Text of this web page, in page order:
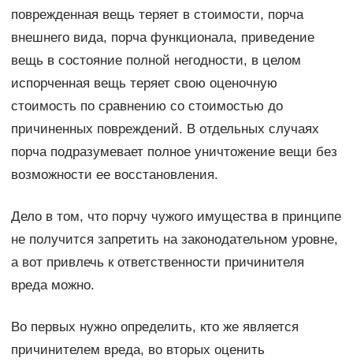
поврежденная вещь теряет в стоимости, порча
внешнего вида, порча функционала, приведение
вещь в состояние полной негодности, в целом
испорченная вещь теряет свою оценочную
стоимость по сравнению со стоимостью до
причиненных повреждений. В отдельных случаях
порча подразумевает полное уничтожение вещи без
возможности ее восстановления.
Дело в том, что порчу чужого имущества в принципе
не получится запретить на законодательном уровне,
а вот привлечь к ответственности причинителя
вреда можно.
Во первых нужно определить, кто же является
причинителем вреда, во вторых оценить